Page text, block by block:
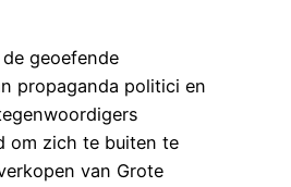
geoefende
propaganda politici en
om zich te buiten te
van Grote